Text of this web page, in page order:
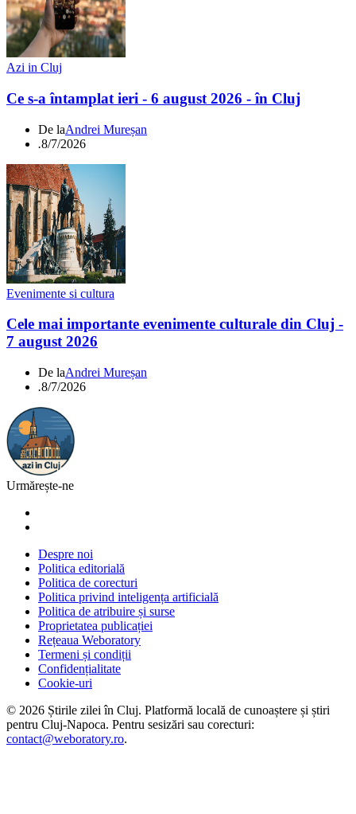
Azi in Cluj
Ce s-a întamplat ieri - 6 august 2026 - în Cluj
De laAndrei Mureșan
.8/7/2026
Evenimente si cultura
Cele mai importante evenimente culturale din Cluj -
7 august 2026
De laAndrei Mureșan
.8/7/2026
Urmărește-ne
Despre noi
Politica editorială
Politica de corecturi
Politica privind inteligența artificială
Politica de atribuire și surse
Proprietatea publicației
Rețeaua Weboratory
Termeni și condiții
Confidențialitate
Cookie-uri
© 2026 Știrile zilei în Cluj. Platformă locală de cunoaștere și știri
pentru Cluj-Napoca. Pentru sesizări sau corecturi:
contact@weboratory.ro.